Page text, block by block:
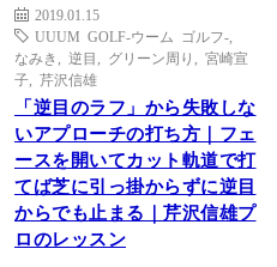
2019.01.15
UUUM GOLF-ウーム ゴルフ-
なみき
逆目 グリーン周り
宮崎宣
子
芹沢信雄
「逆目のラフ」から失敗しな
いアプローチの打ち方｜フェ
ースを開いてカット軌道で打
てば芝に引っ掛からずに逆目
からでも止まる｜芹沢信雄プ
ロのレッスン